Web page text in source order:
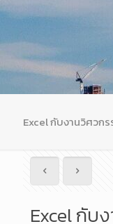
Excel กับงานวิศวก
Excel กับ